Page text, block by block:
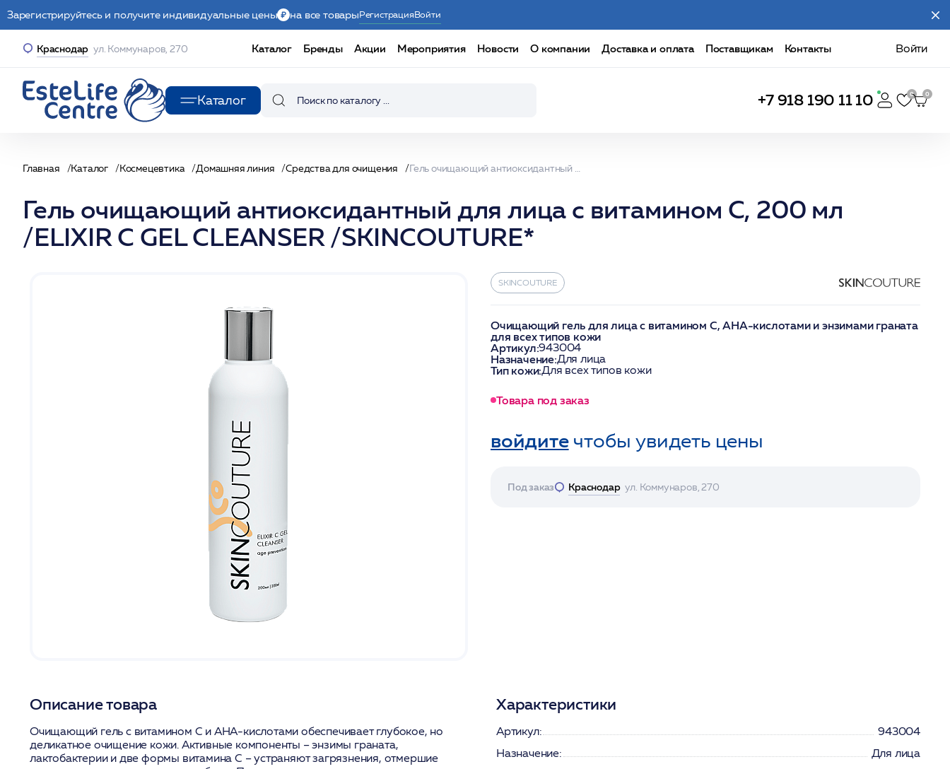
Зарегистрируйтесь и получите индивидуальные цены на все товарыРегистрацияВойти
Краснодар ул. Коммунаров, 270 Каталог Бренды Акции Мероприятия Новости О компании Доставка и оплата Поставщикам Контакты Войти
Каталог +7 918 190 11 10
Главная Каталог Космецевтика Домашняя линия Средства для очищения
Гель очищающий антиоксидантный для лица с витамином С, 200 мл
/ELIXIR C GEL CLEANSER /SKINCOUTURE*
SKINCOUTURE
Очищающий гель для лица с витамином С, АНА-кислотами и энзимами граната
для всех типов кожи
Артикул:943004
Назначение:Для лица
Тип кожи:Для всех типов кожи
Товара под заказ
войдитечтобы увидеть цены
Под заказ Краснодар ул. Коммунаров, 270
Описание товара
Очищающий гель с витамином С и АНА-кислотами обеспечивает глубокое, но
деликатное очищение кожи. Активные компоненты – энзимы граната,
лактобактерии и две формы витамина С – устраняют загрязнения, отмершие
Характеристики
Артикул:
943004
Назначение:
Для лица